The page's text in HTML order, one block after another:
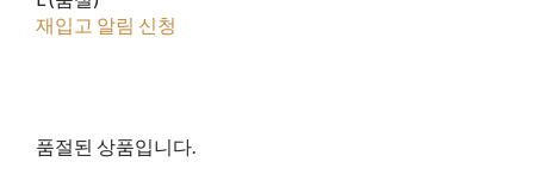
재입고 알림 신청
품절된 상품입니다.